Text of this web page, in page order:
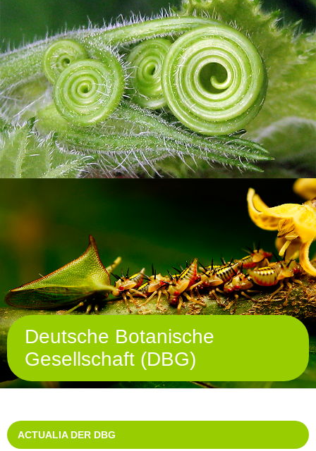
Deutsche Botanische
Gesellschaft (DBG)
ACTUALIA DER DBG